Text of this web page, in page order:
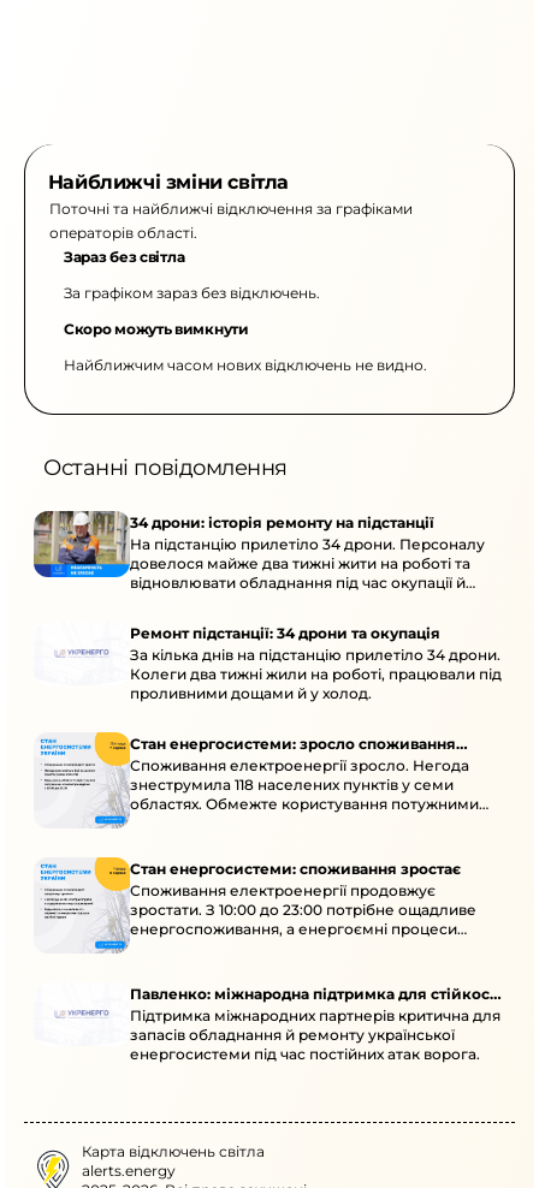
Найближчі зміни світла
Поточні та найближчі відключення за графіками
операторів області.
Зараз без світла
За графіком зараз без відключень.
Скоро можуть вимкнути
Найближчим часом нових відключень не видно.
Останні повідомлення
34 дрони: історія ремонту на підстанції
На підстанцію прилетіло 34 дрони. Персоналу
довелося майже два тижні жити на роботі та
відновлювати обладнання під час окупації й
Ремонт підстанції: 34 дрони та окупація
За кілька днів на підстанцію прилетіло 34 дрони.
Колеги два тижні жили на роботі, працювали під
проливними дощами й у холод.
Стан енергосистеми: зросло споживання
через негоду
Споживання електроенергії зросло. Негода
знеструмила 118 населених пунктів у семи
областях. Обмежте користування потужними
Стан енергосистеми: споживання зростає
Споживання електроенергії продовжує
зростати. З 10:00 до 23:00 потрібне ощадливе
енергоспоживання, а енергоємні процеси
Павленко: міжнародна підтримка для стійкості
енергосистеми
Підтримка міжнародних партнерів критична для
запасів обладнання й ремонту української
енергосистеми під час постійних атак ворога.
Карта відключень світла
alerts.energy